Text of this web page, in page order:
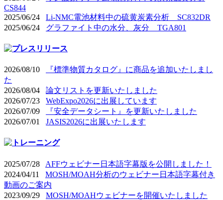
CS844
2025/06/24 Li-NMC電池材料中の硫黄炭素分析 SC832DR
2025/06/24 グラファイト中の水分、灰分 TGA801
2026/08/10
『標準物質カタログ』に商品を追加いたしまし
た
2026/08/04 論文リストを更新いたしました
2026/07/23 WebExpo2026に出展しています
2026/07/09
『安全データシート』を更新いたしました
2026/07/01 JASIS2026に出展いたします
2025/07/28 AFFウェビナー日本語字幕版を公開しました！
2024/04/11 MOSH/MOAH分析のウェビナー日本語字幕付き
動画のご案内
2023/09/29 MOSH/MOAHウェビナーを開催いたしました